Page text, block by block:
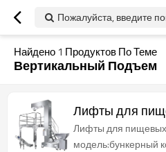
Пожалуйста, введите
Найдено 1 Продуктов По Теме
Вертикальный Подъем
Лифты для
Лифты для пищевых
модель:бункерный